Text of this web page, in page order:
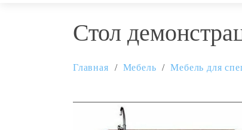
Стол
Главная Мебель Мебель для